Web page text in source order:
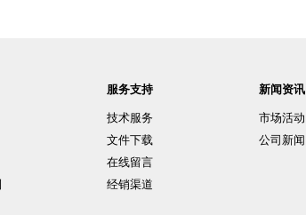
服务支持
技术服务
文件下载
在线留言
经销渠道
新闻资讯
市场活动
公司新闻